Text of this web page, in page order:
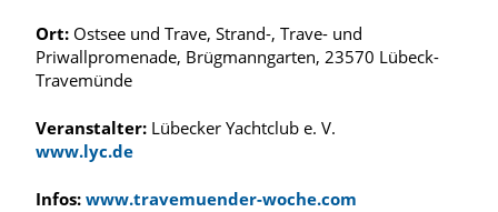
Ort: Ostsee und Trave, Strand-, Trave- und
Priwallpromenade, Brügmanngarten, 23570 Lübeck-
Travemünde
Veranstalter: Lübecker Yachtclub e. V.
www.lyc.de
Infos: www.travemuender-woche.com